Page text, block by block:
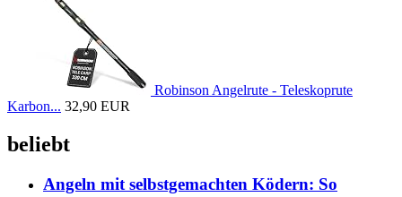
Robinson Angelrute - Teleskoprute
Karbon... 32,90 EUR
beliebt
Angeln mit selbstgemachten Ködern: So